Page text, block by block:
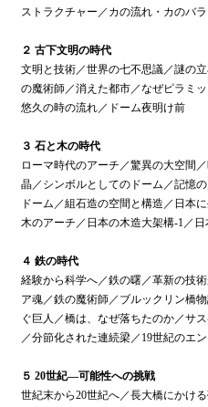
ストラクチャー／カの流れ・カのバ
２ 古下文明の時代
文明と技術／世界の七不思議／謎の
の魔術師／消えた都市／なぜピラミ
悠久の時の流れ／ドーム夜明け前
３ 石と木の時代
ローマ時代のアーチ／驚異の大空間
晶／シンボルとしてのドーム／記憶
ドーム／組石造の空間と構造／日本
木のアーチ／日本の木造大架構-1／
４ 鉄の時代
経験から科学へ／鉄の曙／革新の技
ア魂／鉄の魔術師／ブルックリン橋
ぐ巨人／橋は、なぜ落ちたのか／サ
／分節化された連続梁／19世紀のエ
５ 20世紀―可能性への挑戦
世紀末から20世紀へ／長大橋にかけ